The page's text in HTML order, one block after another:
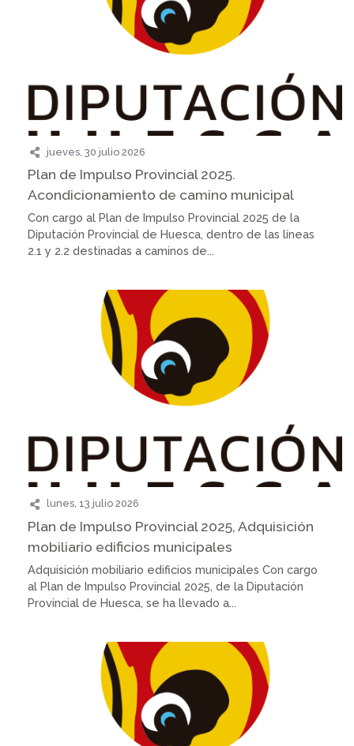
jueves, 30 julio 2026
Plan de Impulso Provincial 2025.
Acondicionamiento de camino municipal
Con cargo al Plan de Impulso Provincial 2025 de la
Diputación Provincial de Huesca, dentro de las líneas
2.1 y 2.2 destinadas a caminos de...
lunes, 13 julio 2026
Plan de Impulso Provincial 2025, Adquisición
mobiliario edificios municipales
Adquisición mobiliario edificios municipales Con cargo
al Plan de Impulso Provincial 2025, de la Diputación
Provincial de Huesca, se ha llevado a...